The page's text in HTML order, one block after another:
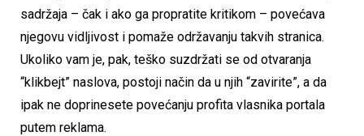
sadržaja – čak i ako ga propratite kritikom – povećava
njegovu vidljivost i pomaže održavanju takvih stranica.
Ukoliko vam je, pak, teško suzdržati se od otvaranja
“klikbejt” naslova, postoji način da u njih “zavirite”, a da
ipak ne doprinesete povećanju profita vlasnika portala
putem reklama.